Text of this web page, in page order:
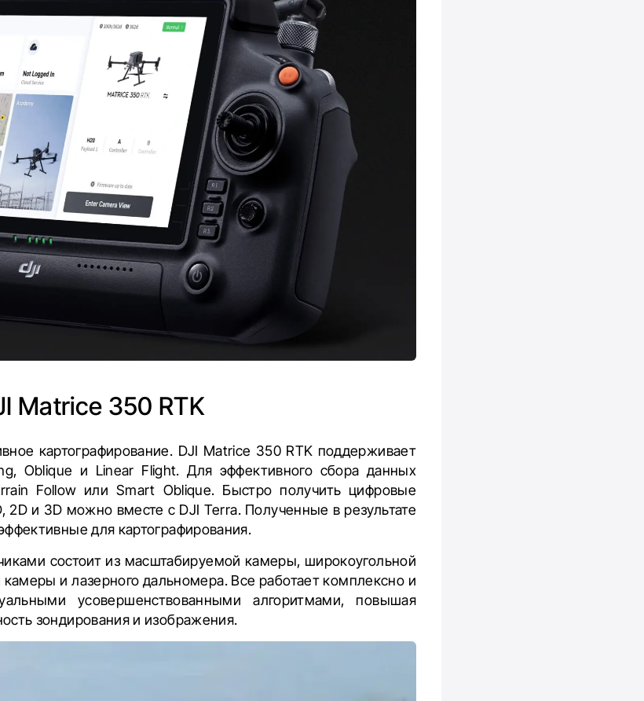
Matrice 350 RTK
картографирование. DJI Matrice 350 RTK поддерживает
Oblique и Linear Flight. Для эффективного сбора данных
Follow или Smart Oblique. Быстро получить цифровые
2D и 3D можно вместе с DJI Terra. Полученные в результате
для картографирования.
состоит из масштабируемой камеры, широкоугольной
и лазерного дальномера. Все работает комплексно и
усовершенствованными алгоритмами, повышая
зондирования и изображения.